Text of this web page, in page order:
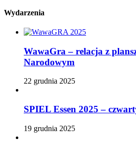
Wydarzenia
WawaGra – relacja z
Narodowym
22 grudnia 2025
SPIEL Essen 2025 –
19 grudnia 2025